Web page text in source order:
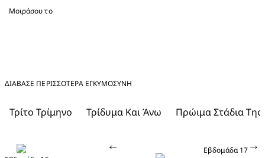
Μοιράσου το
ΔΙΑΒΑΣΕ ΠΕΡΙΣΣΟΤΕΡΑ ΕΓΚΥΜΟΣΎΝΗ
Τρίτο Τρίμηνο Τρίδυμα Και Άνω Πρώιμα Στάδια
Εβδομάδα 17